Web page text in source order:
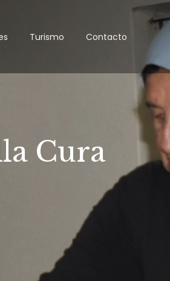
Turismo Contacto
Cura